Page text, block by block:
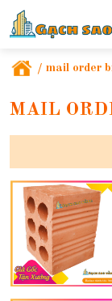
/ mail order
MAIL